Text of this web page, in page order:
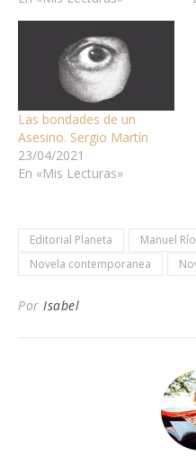
Las bondades de un
Asesino. Sergio Martín
23/04/2021
En «Mis Lecturas»
Editorial Planeta
Manuel
Novela contemporanea
Por Isabel